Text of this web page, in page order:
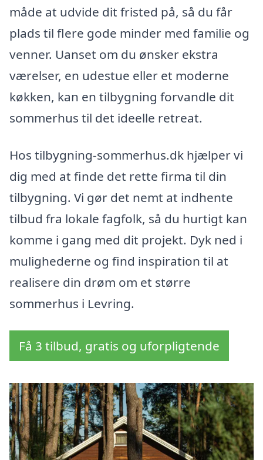
måde at udvide dit fristed på, så du får
plads til flere gode minder med familie og
venner. Uanset om du ønsker ekstra
værelser, en udestue eller et moderne
køkken, kan en tilbygning forvandle dit
sommerhus til det ideelle retreat.
Hos tilbygning-sommerhus.dk hjælper vi
dig med at finde det rette firma til din
tilbygning. Vi gør det nemt at indhente
tilbud fra lokale fagfolk, så du hurtigt kan
komme i gang med dit projekt. Dyk ned i
mulighederne og find inspiration til at
realisere din drøm om et større
sommerhus i Levring.
Få 3 tilbud, gratis og uforpligtende